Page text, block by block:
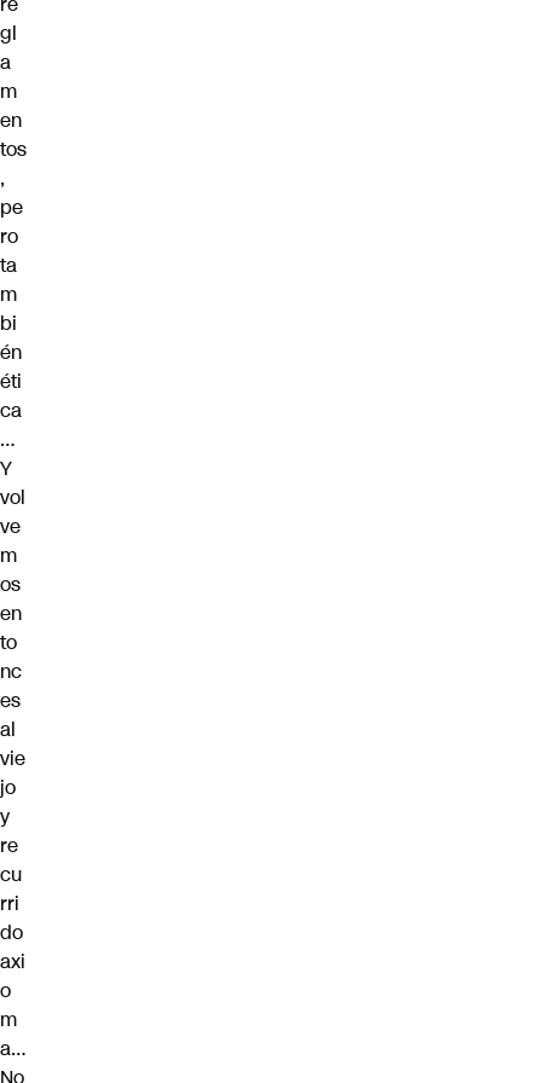
gl
a
m
en
tos
,
pe
ro
ta
m
bi
én
éti
ca
…
Y
vol
ve
m
os
en
to
nc
es
al
vie
jo
y
re
cu
rri
do
axi
o
m
a…
No